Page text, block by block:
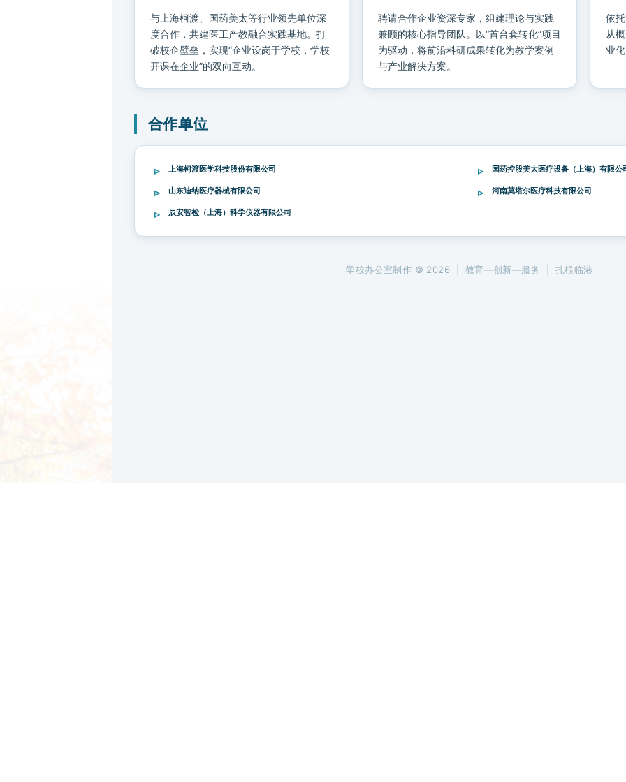
与上海柯渡、国药美太等行业领先单位深
度合作，共建医工产教融合实践基地。打
破校企壁垒，实现“企业设岗于学校，学校
开课在企业”的双向互动。
聘请合作企业资深专家，组建理论与实践
兼顾的核心指导团队。以“首台套转化”项目
为驱动，将前沿科研成果转化为教学案例
与产业解决方案。
依
从
业
合作单位
上海柯渡医学科技股份有限公司 国药控股美太医疗设备（上海）有限公
山东迪纳医疗器械有限公司 河南莫塔尔医疗科技有限公司
辰安智检（上海）科学仪器有限公司
学校办公室制作 © 2026 | 教育—创新—服务 | 扎根临港